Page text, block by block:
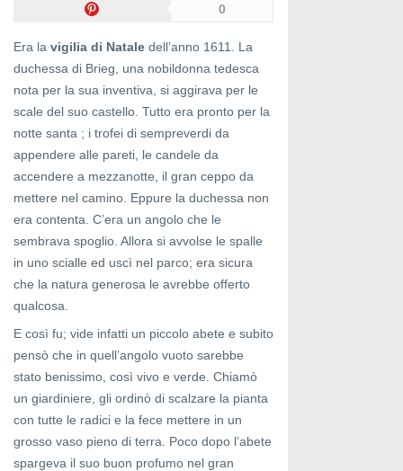
0
Era la vigilia di Natale dell’anno 1611. La
duchessa di Brieg, una nobildonna tedesca
nota per la sua inventiva, si aggirava per le
scale del suo castello. Tutto era pronto per la
notte santa ; i trofei di sempreverdi da
appendere alle pareti, le candele da
accendere a mezzanotte, il gran ceppo da
mettere nel camino. Eppure la duchessa non
era contenta. C’era un angolo che le
sembrava spoglio. Allora si avvolse le spalle
in uno scialle ed uscì nel parco; era sicura
che la natura generosa le avrebbe offerto
qualcosa.
E così fu; vide infatti un piccolo abete e subito
pensò che in quell’angolo vuoto sarebbe
stato benissimo, così vivo e verde. Chiamò
un giardiniere, gli ordinò di scalzare la pianta
con tutte le radici e la fece mettere in un
grosso vaso pieno di terra. Poco dopo l’abete
spargeva il suo buon profumo nel gran